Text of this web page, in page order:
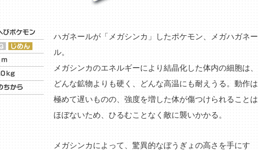
ハガネールが「メガシンカ」したポケモン、メガハガネー
ル。
メガシンカのエネルギーにより結晶化した体内の細胞は、
どんな鉱物よりも硬く、どんな高温にも耐えうる。動作は
極めて遅いものの、強度を増した体が傷つけられることは
ほぼないため、ひるむことなく敵に襲いかかる。
メガシンカによって、驚異的なぼうぎょの高さを手にす